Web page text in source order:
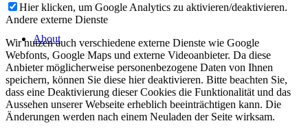
About
Hier klicken, um Google Analytics zu aktivieren/deaktivieren.
Andere externe Dienste
Wir nutzen auch verschiedene externe Dienste wie Google
Webfonts, Google Maps und externe Videoanbieter. Da diese
Anbieter möglicherweise personenbezogene Daten von Ihnen
speichern, können Sie diese hier deaktivieren. Bitte beachten Sie,
dass eine Deaktivierung dieser Cookies die Funktionalität und das
Aussehen unserer Webseite erheblich beeinträchtigen kann. Die
Änderungen werden nach einem Neuladen der Seite wirksam.